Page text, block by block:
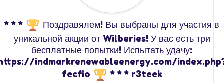
* * *
Поздравялем! Вы выбраны для участия в
уникальной акции от Wilberies! У вас есть три
бесплатные попытки! Испытать удачу:
indmarkrenewableenergy.com/
fecfio
* * * r3teek